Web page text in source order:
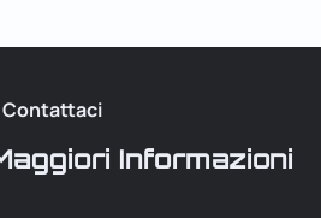
Contattaci
Informazioni